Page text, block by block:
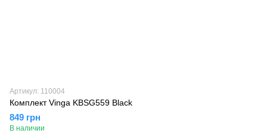
Артикул: 110004
Комплект Vinga KBSG559 Black
849 грн
В наличии